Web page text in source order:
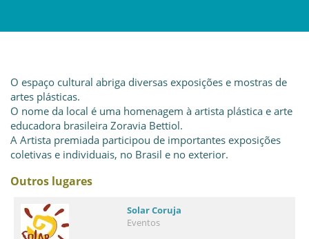
O espaço cultural abriga diversas exposições e mostras de
artes plásticas.
O nome da local é uma homenagem à artista plástica e arte
educadora brasileira Zoravia Bettiol.
A Artista premiada participou de importantes exposições
coletivas e individuais, no Brasil e no exterior.
Outros lugares
Solar Coruja
Eventos